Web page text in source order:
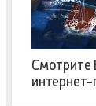
Смотрите